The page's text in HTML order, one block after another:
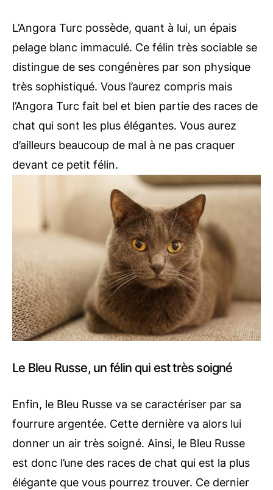
L’Angora Turc possède, quant à lui, un épais
pelage blanc immaculé. Ce félin très sociable se
distingue de ses congénères par son physique
très sophistiqué. Vous l’aurez compris mais
l’Angora Turc fait bel et bien partie des races de
chat qui sont les plus élégantes. Vous aurez
d’ailleurs beaucoup de mal à ne pas craquer
devant ce petit félin.
Le Bleu Russe, un félin qui est très soigné
Enfin, le Bleu Russe va se caractériser par sa
fourrure argentée. Cette dernière va alors lui
donner un air très soigné. Ainsi, le Bleu Russe
est donc l’une des races de chat qui est la plus
élégante que vous pourrez trouver. Ce dernier